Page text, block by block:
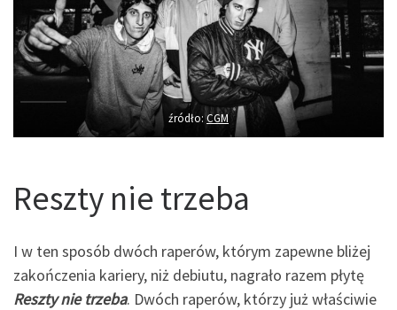
źródło:CGM
Reszty nie trzeba
I w ten sposób dwóch raperów, którym zapewne bliżej
zakończenia kariery, niż debiutu, nagrało razem płytę
Reszty nie trzeba. Dwóch raperów, którzy już właściwie